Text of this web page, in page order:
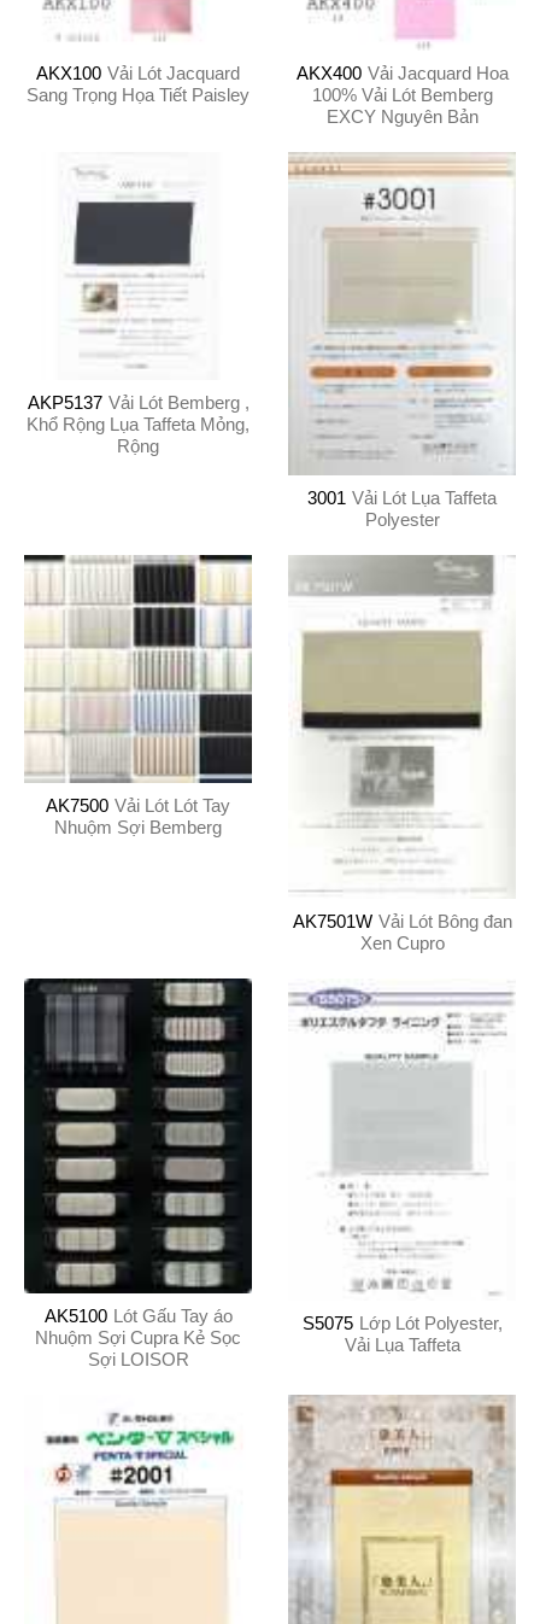
AKX100 Vải Lót Jacquard
Sang Trọng Họa Tiết Paisley
AKX400 Vải Jacquard Hoa
100% Vải Lót Bemberg
EXCY Nguyên Bản
AKP5137 Vải Lót Bemberg ,
Khổ Rộng Lụa Taffeta Mỏng,
Rộng
3001 Vải Lót Lụa Taffeta
Polyester
AK7500 Vải Lót Lót Tay
Nhuộm Sợi Bemberg
AK7501W Vải Lót Bông đan
Xen Cupro
AK5100 Lót Gấu Tay áo
Nhuộm Sợi Cupra Kẻ Sọc
Sợi LOISOR
S5075 Lớp Lót Polyester,
Vải Lụa Taffeta